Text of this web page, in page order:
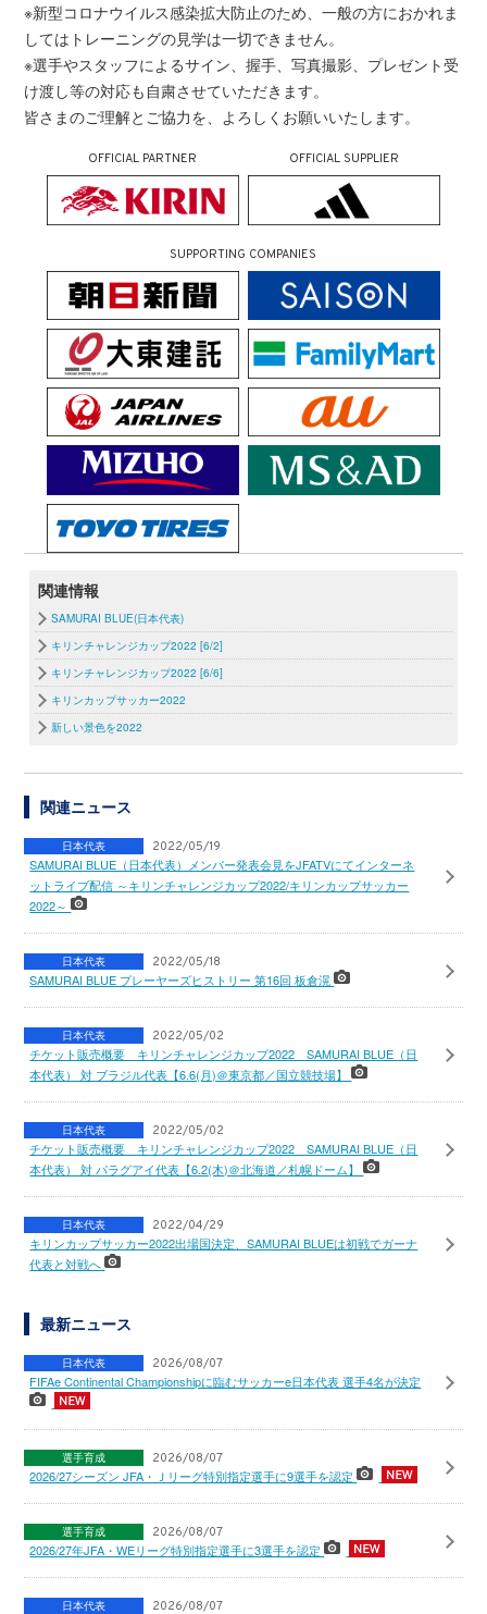
※新型コロナウイルス感染拡大防止のため、一般の方におかれま
してはトレーニングの見学は一切できません。
※選手やスタッフによるサイン、握手、写真撮影、プレゼント受
け渡し等の対応も自粛させていただきます。
皆さまのご理解とご協力を、よろしくお願いいたします。
OFFICIAL PARTNER OFFICIAL SUPPLIER
SUPPORTING COMPANIES
関連情報
SAMURAI BLUE(日本代表)
キリンチャレンジカップ2022 [6/2]
キリンチャレンジカップ2022 [6/6]
キリンカップサッカー2022
新しい景色を2022
関連ニュース
日本代表 2022/05/19
SAMURAI BLUE（日本代表）メンバー発表会見をJFATVにてインターネ
ットライブ配信 ～キリンチャレンジカップ2022/キリンカップサッカー
2022～
日本代表 2022/05/18
SAMURAI BLUE プレーヤーズヒストリー 第16回 板倉滉
日本代表 2022/05/02
チケット販売概要 キリンチャレンジカップ2022 SAMURAI BLUE（日
本代表） 対 ブラジル代表【6.6(月)＠東京都／国立競技場】
日本代表 2022/05/02
チケット販売概要 キリンチャレンジカップ2022 SAMURAI BLUE（日
本代表） 対 パラグアイ代表【6.2(木)＠北海道／札幌ドーム】
日本代表 2022/04/29
キリンカップサッカー2022出場国決定、SAMURAI BLUEは初戦でガーナ
代表と対戦へ
最新ニュース
日本代表 2026/08/07
FIFAe Continental Championshipに臨むサッカーe日本代表 選手4名が決定
選手育成 2026/08/07
2026/27シーズン JFA・Ｊリーグ特別指定選手に9選手を認定
選手育成 2026/08/07
2026/27年JFA・WEリーグ特別指定選手に3選手を認定
日本代表 2026/08/07